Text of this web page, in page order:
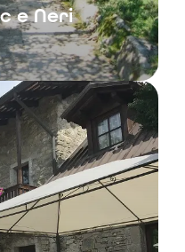
e Neri